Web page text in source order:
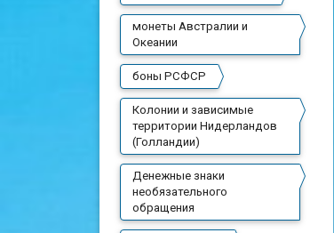
монеты Австралии и
Океании
боны РСФСР
Колонии и зависимые
территории Нидерландов
(Голландии)
Денежные знаки
необязательного
обращения